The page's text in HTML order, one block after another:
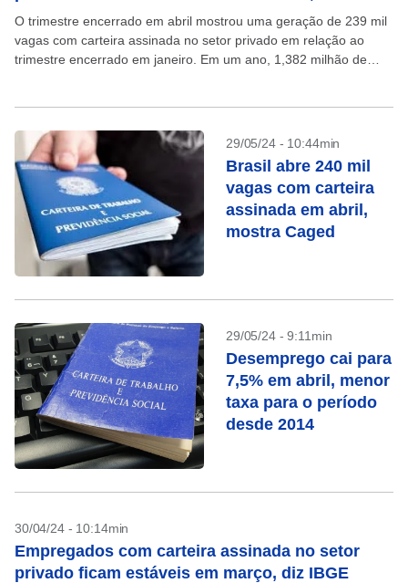
O trimestre encerrado em abril mostrou uma geração de 239 mil
vagas com carteira assinada no setor privado em relação ao
trimestre encerrado em janeiro. Em um ano, 1,382 milhão de
29/05/24 - 10:44min
Brasil abre 240 mil
vagas com carteira
assinada em abril,
mostra Caged
29/05/24 - 9:11min
Desemprego cai para
7,5% em abril, menor
taxa para o período
desde 2014
30/04/24 - 10:14min
Empregados com carteira assinada no setor
privado ficam estáveis em março, diz IBGE